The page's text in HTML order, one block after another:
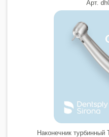
Арт.
Наконечник турбинный